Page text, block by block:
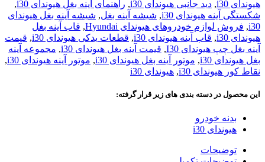
هیوندای i30
, دید جانبی هیوندای i30 , راهنمای آینه بغل هیوندای i30
,
شکستگی آینه هیوندای i30
, شیشه آینه بغل, شیشه آینه بغل هیوندای
i30
, فروش لوازم خودروهای هیوندای Hyundai , قاب آینه بغل
هیوندای i30
, قاب آینه هیوندای i30 , قطعات یدکی هیوندای i30 , قیمت
آینه بغل چپ هیوندای I30
, قیمت آینه بغل هیوندای i30 , مجموعه آینه
بغل هیوندای i30
, موتور آینه بغل هیوندای i30 , موتور آینه هیوندای i30
,
نقاط کور هیوندای i30
, هیوندای i30
این محصول در دسته بندی های زیر قرار گرفته:
بدنه خودرو
هیوندای i30
توضیحات